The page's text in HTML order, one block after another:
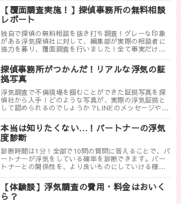
【覆面調査実施！】探偵事務所の無料相談
レポート
独自で探偵の無料相談を抜き打ち調査！グレーな印象
がある浮気探偵社に対して、編集部が実際の相談者に
協力を募り、覆面調査を行いました！全て事実だけ書
探偵事務所がつかんだ！リアルな浮気の証
拠写真
浮気調査で不倫現場を掴むことができた証拠写真を探
偵社から入手！どのような写真が、実際の浮気証拠と
して認められるのでしょうか？LINEのメッセージやり
写真について解説します。
本当は知りたくない…！パートナーの浮気
度診断
診断時間は1分！全部で10問の質問に答えることで、パ
ートナーが浮気をしている確率を診断できます。パー
トナーとの関係性を、より良いものにしていける様に
【体験談】浮気調査の費用・料金はおいく
ら？